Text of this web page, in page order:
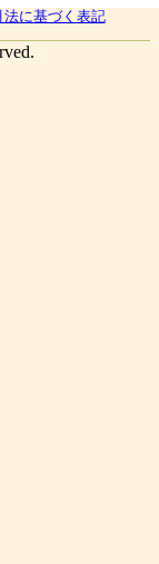
法に基づく表記